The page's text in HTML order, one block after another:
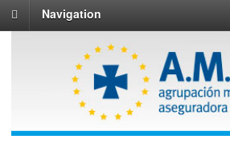
Navigation